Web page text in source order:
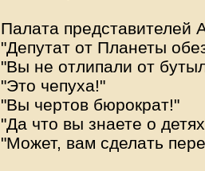
Палата представителей
"Депутат от Планеты
"Вы не отлипали от
"Это чепуха!"
"Вы чертов бюрократ!"
"Да что вы знаете о
"Может, вам сделать